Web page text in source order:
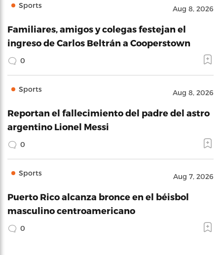
Sports Aug 8, 2026
Familiares, amigos y colegas festejan el
ingreso de Carlos Beltrán a Cooperstown
0
Sports Aug 8, 2026
Reportan el fallecimiento del padre del astro
argentino Lionel Messi
0
Sports Aug 7, 2026
Puerto Rico alcanza bronce en el béisbol
masculino centroamericano
0